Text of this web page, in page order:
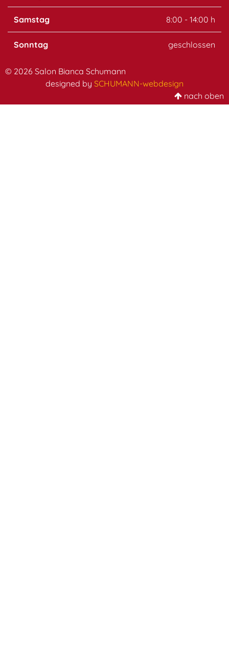
Samstag 8:00 - 14:00 h
Sonntag geschlossen
© 2026 Salon Bianca Schumann
designed by SCHUMANN-webdesign
nach oben